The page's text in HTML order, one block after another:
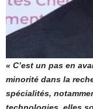
« C’est un pas en
minorité dans la
spécialités,